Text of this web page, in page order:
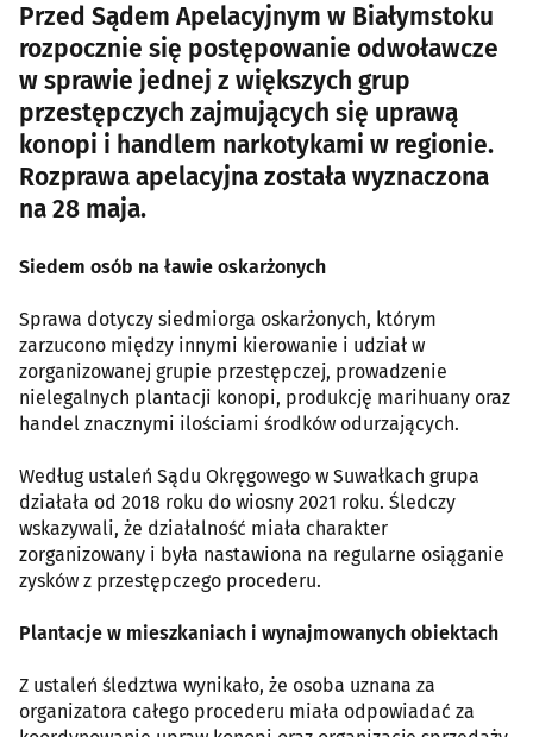
Przed Sądem Apelacyjnym w Białymstoku
rozpocznie się postępowanie odwoławcze
w sprawie jednej z większych grup
przestępczych zajmujących się uprawą
konopi i handlem narkotykami w regionie.
Rozprawa apelacyjna została wyznaczona
na 28 maja.
Siedem osób na ławie oskarżonych
Sprawa dotyczy siedmiorga oskarżonych, którym
zarzucono między innymi kierowanie i udział w
zorganizowanej grupie przestępczej, prowadzenie
nielegalnych plantacji konopi, produkcję marihuany oraz
handel znacznymi ilościami środków odurzających.
Według ustaleń Sądu Okręgowego w Suwałkach grupa
działała od 2018 roku do wiosny 2021 roku. Śledczy
wskazywali, że działalność miała charakter
zorganizowany i była nastawiona na regularne osiąganie
zysków z przestępczego procederu.
Plantacje w mieszkaniach i wynajmowanych obiektach
Z ustaleń śledztwa wynikało, że osoba uznana za
organizatora całego procederu miała odpowiadać za